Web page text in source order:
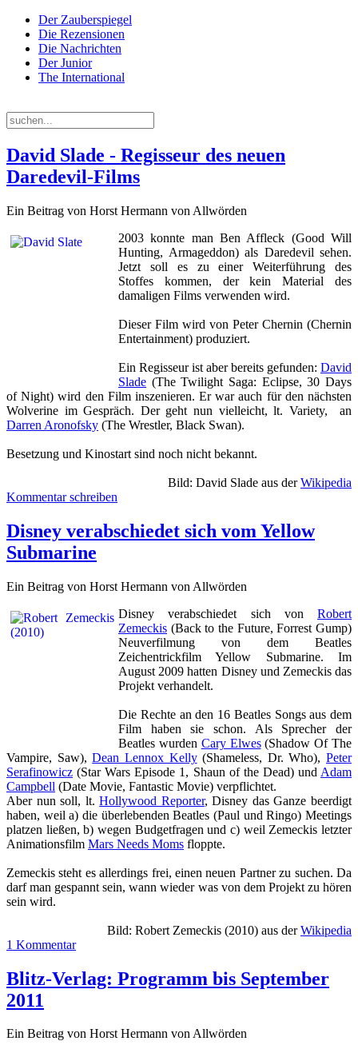
Der Zauberspiegel
Die Rezensionen
Die Nachrichten
Der Junior
The International
David Slade - Regisseur des neuen
Daredevil-Films
Ein Beitrag von Horst Hermann von Allwörden
2003 konnte man Ben Affleck (Good Will
Hunting, Armageddon) als Daredevil sehen.
Jetzt soll es zu einer Weiterführung des
Stoffes kommen, der kein Material des
damaligen Films verwenden wird.
Dieser Film wird von Peter Chernin (Chernin
Entertainment) produziert.
Ein Regisseur ist aber bereits gefunden: David
Slade (The Twilight Saga: Eclipse, 30 Days
of Night) wird den Film inszenieren. Er war auch für den nächsten
Wolverine im Gespräch. Der geht nun vielleicht, lt. Variety, an
Darren Aronofsky (The Wrestler, Black Swan).
Besetzung und Kinostart sind noch nicht bekannt.
Bild: David Slade aus derWikipedia
Kommentar schreiben
Disney verabschiedet sich vom Yellow
Submarine
Ein Beitrag von Horst Hermann von Allwörden
Disney verabschiedet sich von Robert
Zemeckis (Back to the Future, Forrest Gump)
Neuverfilmung von dem Beatles
Zeichentrickfilm Yellow Submarine. Im
August 2009 hatten Disney und Zemeckis das
Projekt verhandelt.
Die Rechte an den 16 Beatles Songs aus dem
Film haben sie schon. Als Sprecher der
Beatles wurden Cary Elwes(Shadow Of The
Vampire, Saw),Dean Lennox Kelly(Shameless, Dr. Who), Peter
Serafinowicz (Star Wars Episode 1, Shaun of the Dead) und Adam
Campbell (Date Movie, Fantastic Movie) verpflichtet.
Aber nun soll, lt.Hollywood Reporter, Disney das Ganze beerdigt
haben, weil a) die überlebenden Beatles (Paul und Ringo) Meetings
platzen ließen, b) wegen Budgetfragen und c) weil Zemeckis letzter
Animationsfilm Mars Needs Moms floppte.
Zemeckis steht es allerdings frei, einen neuen Partner zu suchen. Da
darf man gespannt sein, wann wieder was von dem Projekt zu hören
sein wird.
Bild: Robert Zemeckis (2010) aus derWikipedia
1 Kommentar
Blitz-Verlag: Programm bis September
2011
Ein Beitrag von Horst Hermann von Allwörden